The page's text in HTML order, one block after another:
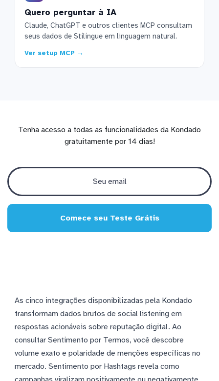
Quero perguntar à IA
Claude, ChatGPT e outros clientes MCP consultam
seus dados de Stilingue em linguagem natural.
Ver setup MCP →
Tenha acesso a todas as funcionalidades da Kondado
gratuitamente por 14 dias!
Comece seu Teste Grátis
As cinco integrações disponibilizadas pela Kondado
transformam dados brutos de social listening em
respostas acionáveis sobre reputação digital. Ao
consultar Sentimento por Termos, você descobre
volume exato e polaridade de menções específicas no
mercado. Sentimento por Hashtags revela como